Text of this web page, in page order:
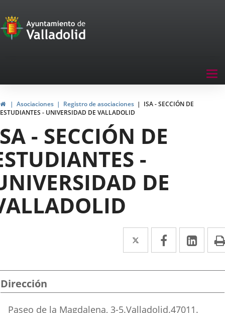
Portal
de
navegación
InicioAsociaciones Registro de asociaciones
ISA - SECCIÓN DE
ESTUDIANTES - UNIVERSIDAD DE VALLADOLID
- SECCIÓN DE
-
DE
Twitter
Enlace
a
una
externa.
Facebook
Enlace
a
una
externa.
a
una
Dirección
Dirección
Paseo de la Magdalena, 3-5.Valladolid.47011.